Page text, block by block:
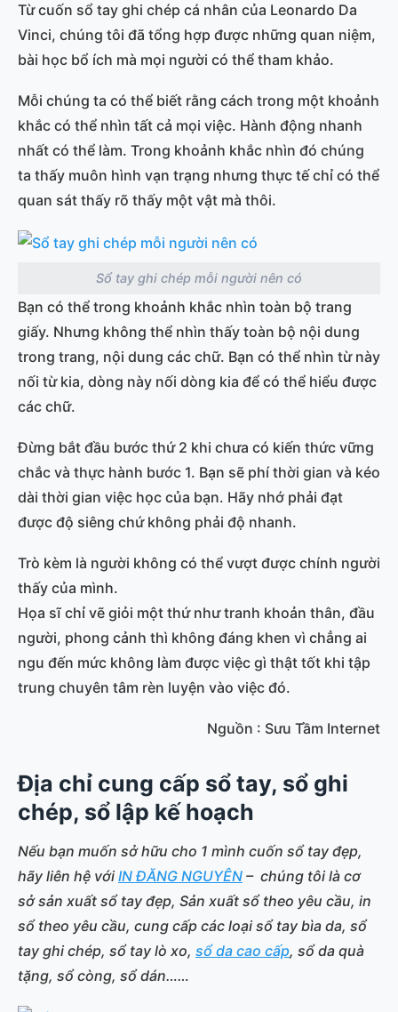
Từ cuốn sổ tay ghi chép cá nhân của Leonardo Da
Vinci, chúng tôi đã tổng hợp được những quan niệm,
bài học bổ ích mà mọi người có thể tham khảo.
Mỗi chúng ta có thể biết rằng cách trong một khoảnh
khắc có thể nhìn tất cả mọi việc. Hành động nhanh
nhất có thể làm. Trong khoảnh khắc nhìn đó chúng
ta thấy muôn hình vạn trạng nhưng thực tế chỉ có thể
quan sát thấy rõ thấy một vật mà thôi.
Sổ tay ghi chép mỗi người nên có
Bạn có thể trong khoảnh khắc nhìn toàn bộ trang
giấy. Nhưng không thể nhìn thấy toàn bộ nội dung
trong trang, nội dung các chữ. Bạn có thể nhìn từ này
nối từ kia, dòng này nối dòng kia để có thể hiểu được
các chữ.
Đừng bắt đầu bước thứ 2 khi chưa có kiến thức vững
chắc và thực hành bước 1. Bạn sẽ phí thời gian và kéo
dài thời gian việc học của bạn. Hãy nhớ phải đạt
được độ siêng chứ không phải độ nhanh.
Trò kèm là người không có thể vượt được chính người
thấy của mình.
Họa sĩ chỉ vẽ giỏi một thứ như tranh khoản thân, đầu
người, phong cảnh thì không đáng khen vì chẳng ai
ngu đến mức không làm được việc gì thật tốt khi tập
trung chuyên tâm rèn luyện vào việc đó.
Nguồn : Sưu Tầm Internet
Địa chỉ cung cấp sổ tay, sổ ghi
chép, sổ lập kế hoạch
Nếu bạn muốn sở hữu cho 1 mình cuốn sổ tay đẹp,
hãy liên hệ với IN ĐĂNG NGUYÊN – chúng tôi là cơ
sở sản xuất sổ tay đẹp, Sản xuất sổ theo yêu cầu, in
sổ theo yêu cầu, cung cấp các loại sổ tay bìa da, sổ
tay ghi chép, sổ tay lò xo, sổ da cao cấp, sổ da quà
tặng, sổ còng, sổ dán……